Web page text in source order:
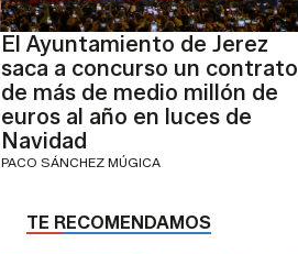
El Ayuntamiento de Jerez
saca a concurso un contrato
de más de medio millón de
euros al año en luces de
Navidad
PACO SÁNCHEZ MÚGICA